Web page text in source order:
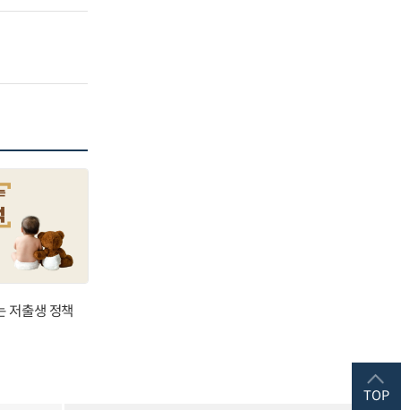
저출생 정책
TOP